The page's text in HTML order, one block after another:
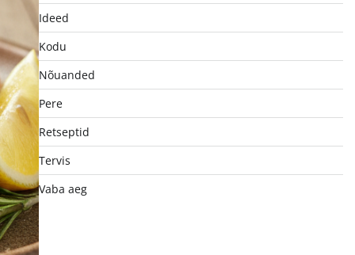
Ideed
Kodu
Nõuanded
Pere
Retseptid
Tervis
Vaba aeg